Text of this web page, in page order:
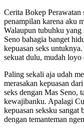
Cerita Bokep Perawatan
penampilan karena aku
Walaupun tubuhku
Seno bahagia banget
kepuasan seks
sekuat dulu, mudah loyo
Paling sekali aja udah
merasakan kepuasan
seks dengan Mas Seno,
kewajibanku. Apalagi
kepuasan seksku
dengan temanteman